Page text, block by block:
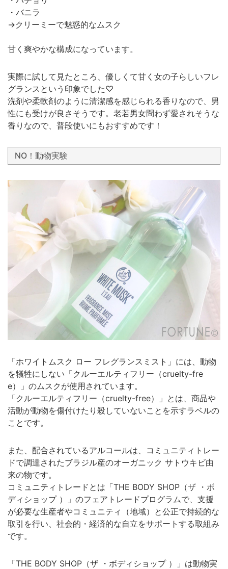
・バニラ
→クリーミーで魅惑的なムスク
甘く爽やかな構成になっています。
実際に試して見たところ、優しくて甘く女の子らしいフレ
グランスという印象でした♡
洗剤や柔軟剤のように清潔感を感じられる香りなので、男
性にも受けが良さそうです。老若男女問わず愛されそうな
香りなので、普段使いにもおすすめです！
NO！動物実験
「ホワイトムスク ロー フレグランスミスト」には、動物
を犠牲にしない「クルーエルティフリー（cruelty-fre
e）」のムスクが使用されています。
「クルーエルティフリー（cruelty-free）」とは、商品や
活動が動物を傷付けたり殺していないことを示すラベルの
ことです。
また、配合されているアルコールは、コミュニティトレー
ドで調達されたブラジル産のオーガニック サトウキビ由
来の物です。
コミュニティトレードとは「THE BODY SHOP（ザ ・ボ
ディショップ ）」のフェアトレードプログラムで、支援
が必要な生産者やコミュニティ（地域）と公正で持続的な
取引を行い、社会的・経済的な自立をサポートする取組み
です。
「THE BODY SHOP（ザ ・ボディショップ ）」は動物実